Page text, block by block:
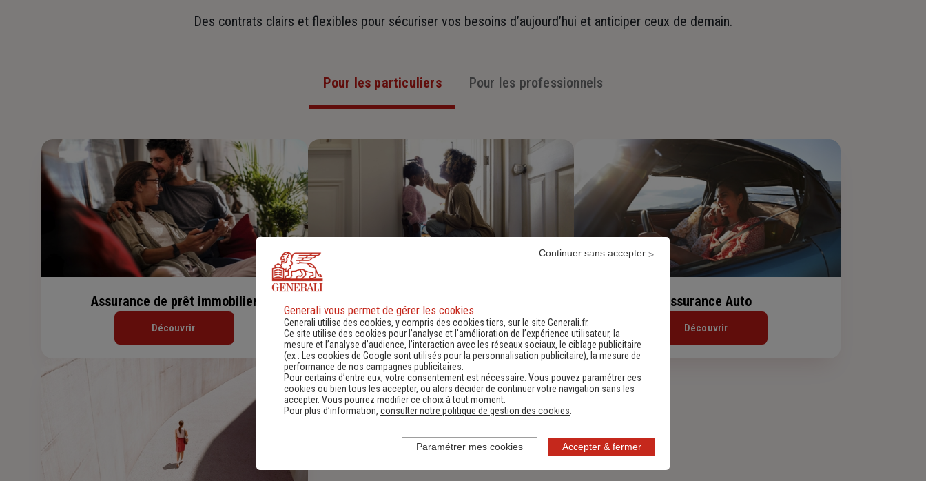
Des contrats clairs et flexibles pour sécuriser vos besoins d’aujourd’hui et anticiper ceux de demain.
Pour les particuliers Pour les professionnels
Assurance de prêt immobilier
Découvrir Découvrir
Assurance Auto
Découvrir
Generali vous permet de gérer les cookies
Generali utilise des cookies, y compris des cookies tiers, sur le site Generali.fr.
Ce site utilise des cookies pour l’analyse et l'amélioration de l’expérience utilisateur, la
mesure et l’analyse d’audience, l’interaction avec les réseaux sociaux, le ciblage publicitaire
(ex :
Les cookies de Google sont utilisés pour la personnalisation publicitaire), la mesure de
performance de nos campagnes publicitaires.
Pour certains d’entre eux, votre consentement est nécessaire. Vous pouvez paramétrer ces
cookies ou bien tous les accepter, ou alors décider de continuer votre navigation sans les
accepter. Vous pourrez modifier ce choix à tout moment.
Pour plus d’information, consulter notre politique de gestion des cookies
Accepter & fermer
Continuer sans accepter
Paramétrer mes cookies